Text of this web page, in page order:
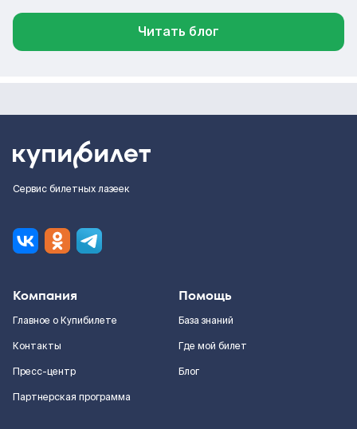
Читать блог
Сервис билетных лазеек
Компания
Главное о Купибилете
Контакты
Пресс-центр
Партнерская программа
Помощь
База знаний
Где мой билет
Блог